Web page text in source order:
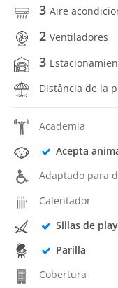
3 Aire
2 Ventiladores
3
Distância de la
Academia
Acepta
Adaptado para
Calentador
Sillas de
Parilla
Cobertura